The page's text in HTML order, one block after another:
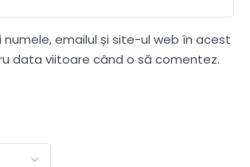
emailul și site-ul web în acest
data viitoare când o să comentez.